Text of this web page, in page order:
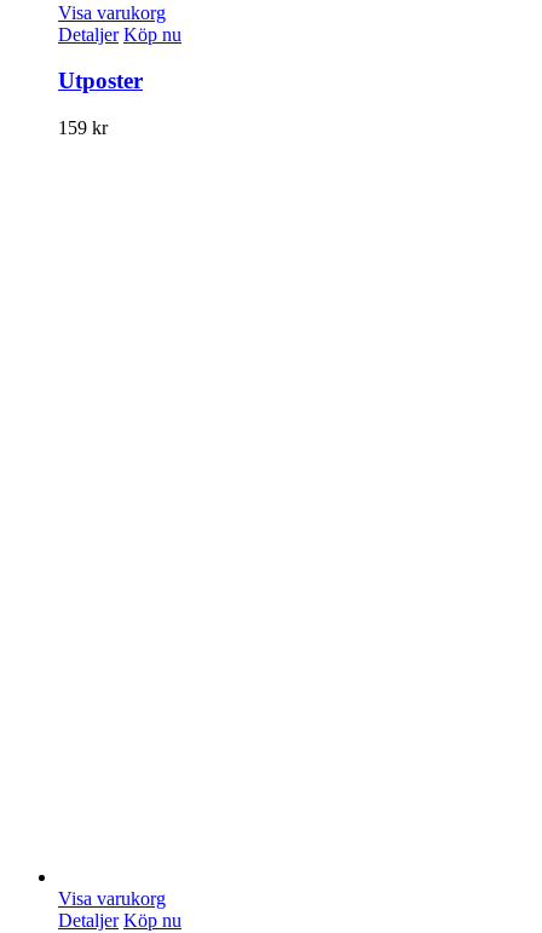
Visa varukorg
Detaljer Köp nu
Utposter
159 kr
Visa varukorg
Detaljer Köp nu